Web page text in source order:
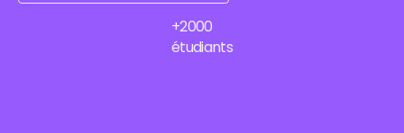
+2000
étudiants